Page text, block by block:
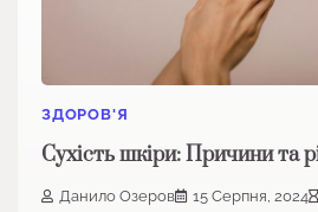
ЗДОРОВ'Я
Сухість шкіри: Причини та
Данило Озеров 15 Серпня, 2024